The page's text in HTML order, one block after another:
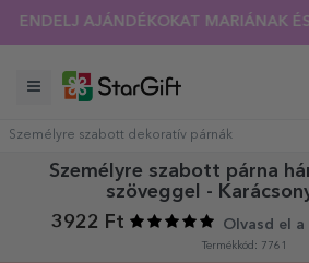
RENDELJ AJÁNDÉKOKAT MARIÁNAK
Személyre szabott dekoratív párnák
Személyre szabott párna
szöveggel -
3922 Ft
Olvasd el a
Termékkód: 7761